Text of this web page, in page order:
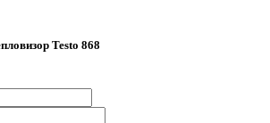
Testo 868